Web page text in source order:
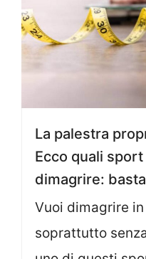
La palestra
Ecco quali
dimagrire:
Vuoi dimagrire
soprattutto